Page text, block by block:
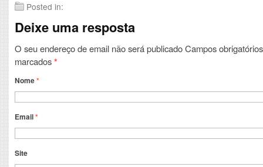
Posted in:
Deixe uma resposta
O seu endereço de email não será publicadoCampos
marcados*
Nome*
Email*
Site